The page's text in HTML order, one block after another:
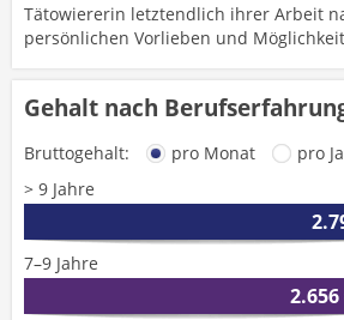
Tätowiererin letztendlich ihrer Arbeit
persönlichen Vorlieben und
Gehalt nach
Bruttogehalt: pro Monat
pro
> 9 Jahre
7–9 Jahre
2.656